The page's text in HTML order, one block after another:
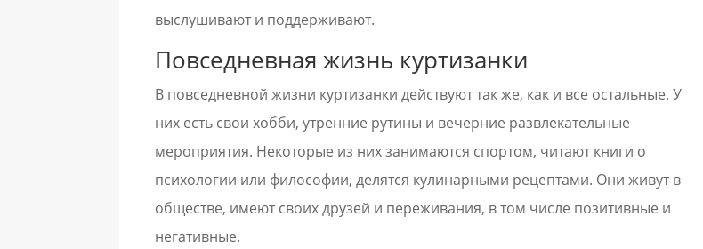
выслушивают и поддерживают.
Повседневная жизнь куртизанки
В повседневной жизни куртизанки действуют так же, как и все остальные. У
них есть свои хобби, утренние рутины и вечерние развлекательные
мероприятия. Некоторые из них занимаются спортом, читают книги о
психологии или философии, делятся кулинарными рецептами. Они живут в
обществе, имеют своих друзей и переживания, в том числе позитивные и
негативные.